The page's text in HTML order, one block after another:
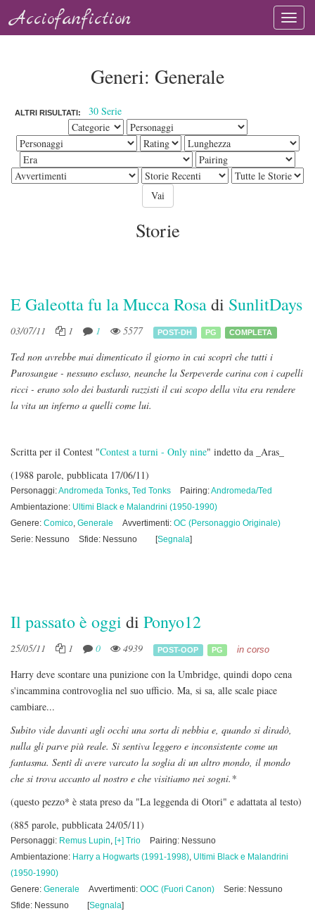
Acciofanfiction
Generi: Generale
ALTRI RISULTATI: 30 Serie
Storie
E Galeotta fu la Mucca Rosadi SunlitDays
03/07/11 1 1 5577 POST-DH PG COMPLETA
Ted non avrebbe mai dimenticato il giorno in cui scoprì che tutti i
Purosangue - nessuno escluso, neanche la Serpeverde carina con i capelli
ricci - erano solo dei bastardi razzisti il cui scopo della vita era rendere
la vita un inferno a quelli come lui.
Scritta per il Contest "Contest a turni - Only nine" indetto da _Aras_
(1988 parole, pubblicata 17/06/11)
Personaggi:Andromeda Tonks, Ted Tonks Pairing:Andromeda/Ted
Ambientazione: Ultimi Black e Malandrini (1950-1990)
Genere: Comico, Generale Avvertimenti: OC (Personaggio Originale)
Serie: Nessuno
Sfide: Nessuno [Segnala]
Il passato è oggi di Ponyo12
25/05/11 1 0 4939 POST-OOP PG in corso
Harry deve scontare una punizione con la Umbridge, quindi dopo cena
s'incammina controvoglia nel suo ufficio. Ma, si sa, alle scale piace
cambiare...
Subito vide davanti agli occhi una sorta di nebbia e, quando si diradò,
nulla gli parve più reale. Si sentiva leggero e inconsistente come un
fantasma. Sentì di avere varcato la soglia di un altro mondo, il mondo
che si trova accanto al nostro e che visitiamo nei sogni.*
(questo pezzo* è stata preso da "La leggenda di Otori" e adattata al testo)
(885 parole, pubblicata 24/05/11)
Personaggi: Remus Lupin, [+] Trio
Pairing: Nessuno
Ambientazione: Harry a Hogwarts (1991-1998), Ultimi Black e Malandrini
(1950-1990)
Genere: Generale Avvertimenti: OOC (Fuori Canon)
Serie: Nessuno
Sfide: Nessuno
[Segnala]